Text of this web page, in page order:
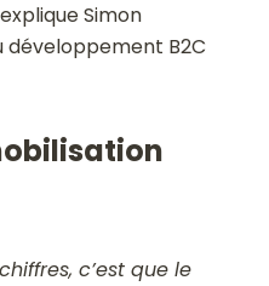
explique Simon
développement B2C
c’est que le